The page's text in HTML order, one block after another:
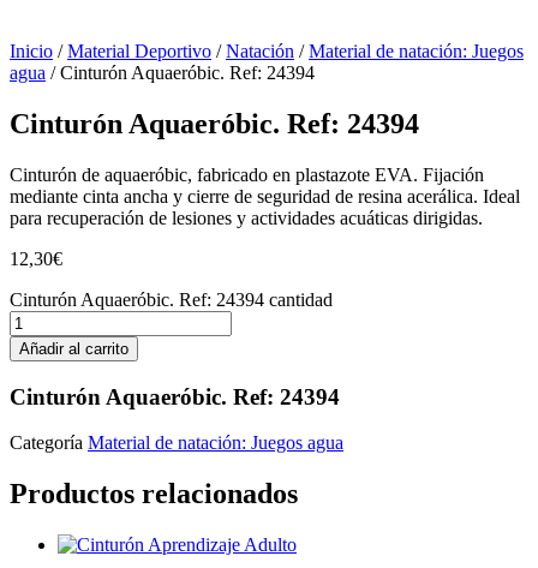
Inicio /Material Deportivo /Natación /Material de natación: Juegos
agua / Cinturón Aquaeróbic. Ref: 24394
Cinturón Aquaeróbic. Ref: 24394
Cinturón de aquaeróbic, fabricado en plastazote EVA. Fijación
mediante cinta ancha y cierre de seguridad de resina acerálica. Ideal
para recuperación de lesiones y actividades acuáticas dirigidas.
12,30€
Cinturón Aquaeróbic. Ref: 24394 cantidad
Añadir al carrito
Cinturón Aquaeróbic. Ref: 24394
Categoría Material de natación: Juegos agua
Productos relacionados